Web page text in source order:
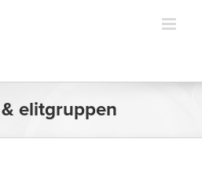
elitgruppen